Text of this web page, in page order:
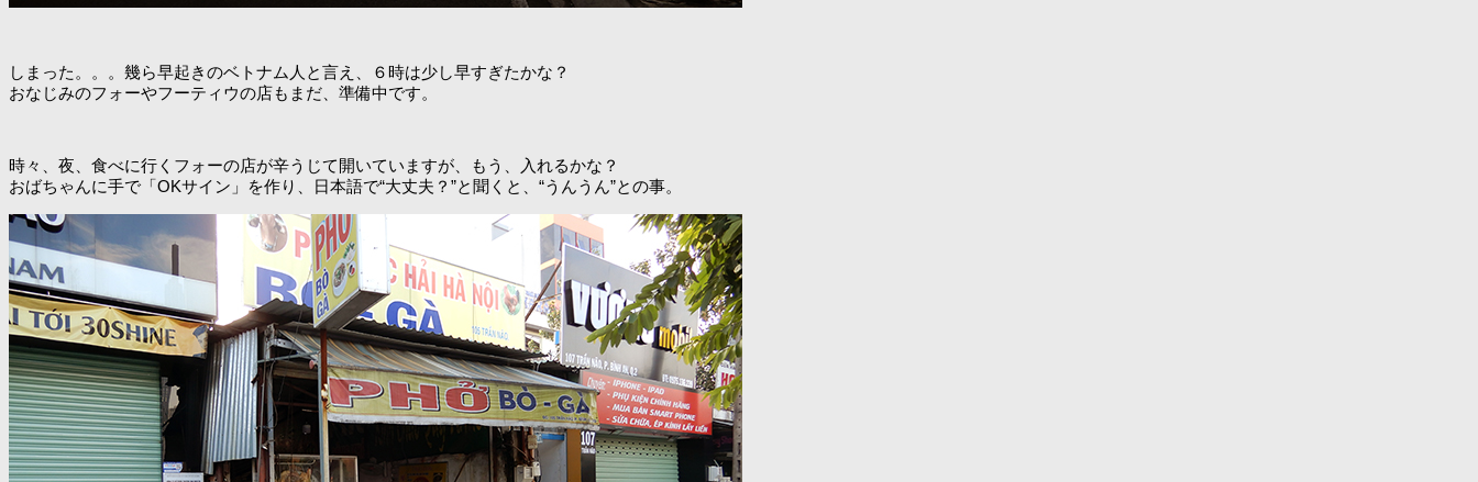
しまった。。。幾ら早起きのベトナム人と言え、６時は少し早すぎたかな？
おなじみのフォーやフーティウの店もまだ、準備中です。
時々、夜、食べに行くフォーの店が辛うじて開いていますが、もう、入れるかな？
おばちゃんに手で「OKサイン」を作り、日本語で“大丈夫？”と聞くと、“うんうん”との事。